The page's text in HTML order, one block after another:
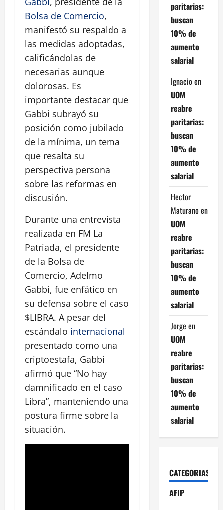
Bolsa de Comercio,
manifestó su respaldo a
las medidas adoptadas,
calificándolas de
necesarias aunque
dolorosas. Es
importante destacar que
Gabbi subrayó su
posición como jubilado
de la mínima, un tema
que resalta su
perspectiva personal
sobre las reformas en
discusión.
Durante una entrevista
realizada en FM La
Patriada, el presidente
de la Bolsa de
Comercio, Adelmo
Gabbi, fue enfático en
su defensa sobre el caso
$LIBRA. A pesar del
escándalo internacional
presentado como una
criptoestafa, Gabbi
afirmó que No hay
damnificado en el caso
Libra , manteniendo una
postura firme sobre la
situación.
paritarias:
buscan
10% de
aumento
salarial
Ignacio en
UOM
reabre
paritarias:
buscan
10% de
aumento
salarial
Hector
Maturano en
UOM
reabre
paritarias:
buscan
10% de
aumento
salarial
Jorge en
UOM
reabre
paritarias:
buscan
10% de
aumento
salarial
CATEGORIAS
AFIP